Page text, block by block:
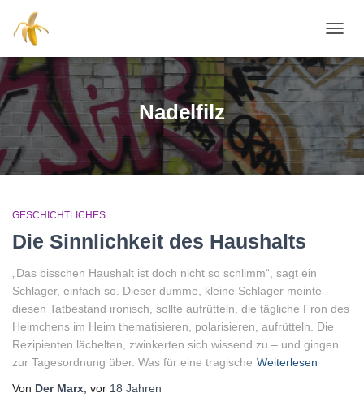
Nadelfilz
GESCHICHTLICHES
Die Sinnlichkeit des Haushalts
„Das bisschen Haushalt ist doch nicht so schlimm“, sagt ein
Schlager, einfach so. Dieser dumme, kleine Schlager meinte
diesen Tatbestand ironisch, sollte aufrütteln, die tägliche Fron des
Heimchens im Heim thematisieren, polarisieren, aufrütteln. Die
Rezipienten lächelten, zwinkerten sich wissend zu – und gingen
zur Tagesordnung über. Was für eine tragische Weiterlesen
Von Der Marx , vor 18 Jahren